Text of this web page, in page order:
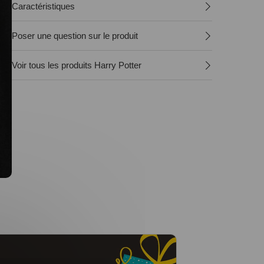
Caractéristiques
Poser une question sur le produit
Voir tous les produits Harry Potter